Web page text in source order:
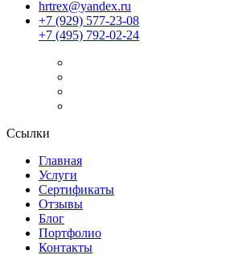
hrtrex@yandex.ru
+7 (929) 577-23-08
+7 (495) 792-02-24
Ссылки
Главная
Услуги
Сертификаты
Отзывы
Блог
Портфолио
Контакты